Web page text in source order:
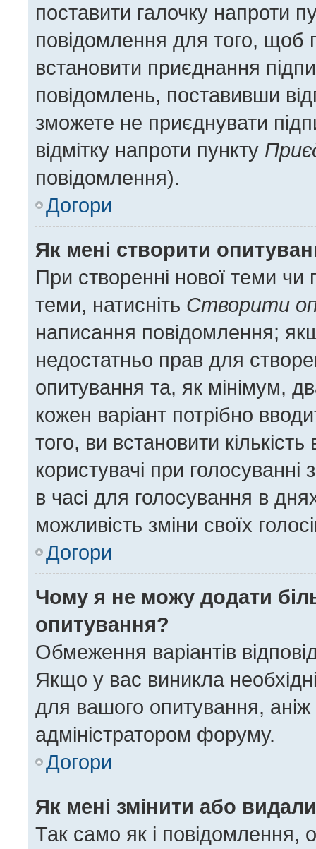
поставити галочку напроти
повідомлення для того, щоб
встановити приєднання
повідомлень, поставивши
зможете не приєднувати
відмітку напроти пункту
повідомлення).
Догори
Як мені створити
При створенні нової теми
теми, натисніть Створити
написання повідомлення;
недостатньо прав для
опитування та, як мінімум,
кожен варіант потрібно
того, ви встановити кількість
користувачі при
в часі для голосування в
можливість зміни своїх
Догори
Чому я не можу додати
опитування?
Обмеження варіантів
Якщо у вас виникла
для вашого опитування,
адміністратором форуму.
Догори
Як мені змінити або
Так само як і повідомлення,